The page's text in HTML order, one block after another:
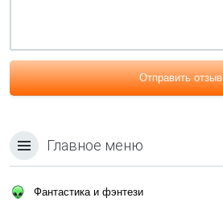
Отправить отзыв
Главное меню
Фантастика и фэнтези